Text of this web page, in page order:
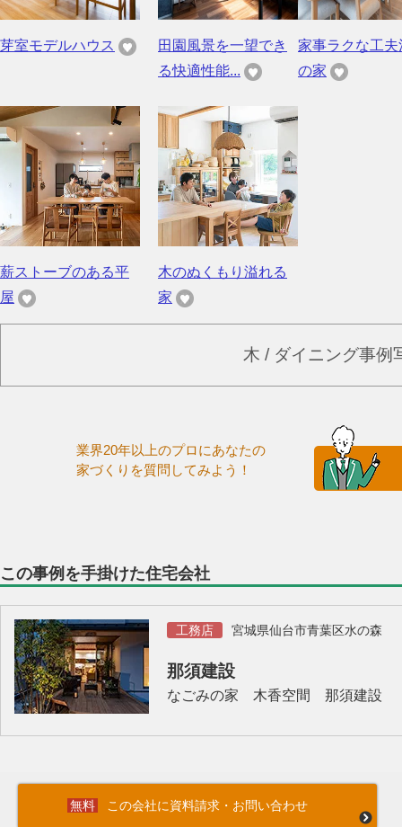
芽室モデルハウス
田園風景を一望でき
る快適性能...
家事ラクな工夫
の家
薪ストーブのある平
屋
木のぬくもり溢れる
家
木 / ダイニング事例
業界20年以上のプロにあなたの
家づくりを質問してみよう！
この事例を手掛けた住宅会社
工務店 宮城県仙台市青葉区水の森
那須建設
なごみの家 木香空間 那須建設
この会社に資料請求・お問い合わせ